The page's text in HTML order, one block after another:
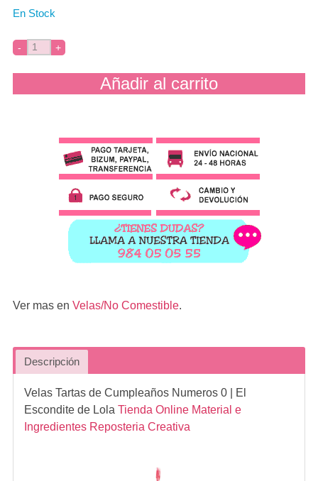
En Stock
Añadir al carrito
Ver mas en Velas/No Comestible.
Descripción
Velas Tartas de Cumpleaños Numeros 0| El
Escondite de Lola Tienda Online Material e
Ingredientes Reposteria Creativa